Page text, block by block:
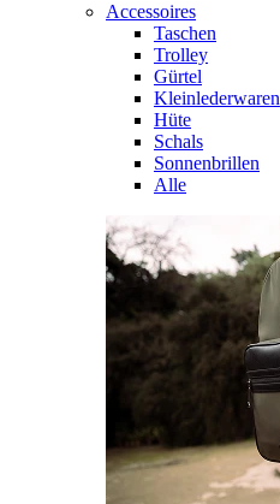
Accessoires
Taschen
Trolley
Gürtel
Kleinlederwaren
Hüte
Schals
Sonnenbrillen
Alle